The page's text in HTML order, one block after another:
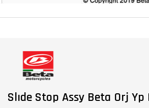
Slıde Stop Assy Beta Orj Yp